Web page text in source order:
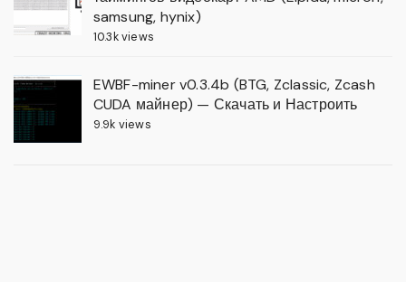
samsung, hynix)
10.3k views
EWBF-miner v0.3.4b (BTG, Zclassic, Zcash
CUDA майнер) — Скачать и Настроить
9.9k views